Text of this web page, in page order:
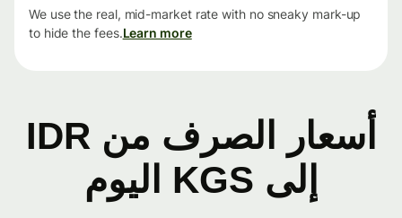
We use the real, mid-market rate with no sneaky mark-up
to hide the fees.Learn more
أسعار الصرف من IDR
إلى KGS اليوم